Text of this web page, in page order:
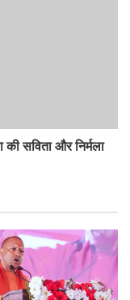
की सविता और निर्मला